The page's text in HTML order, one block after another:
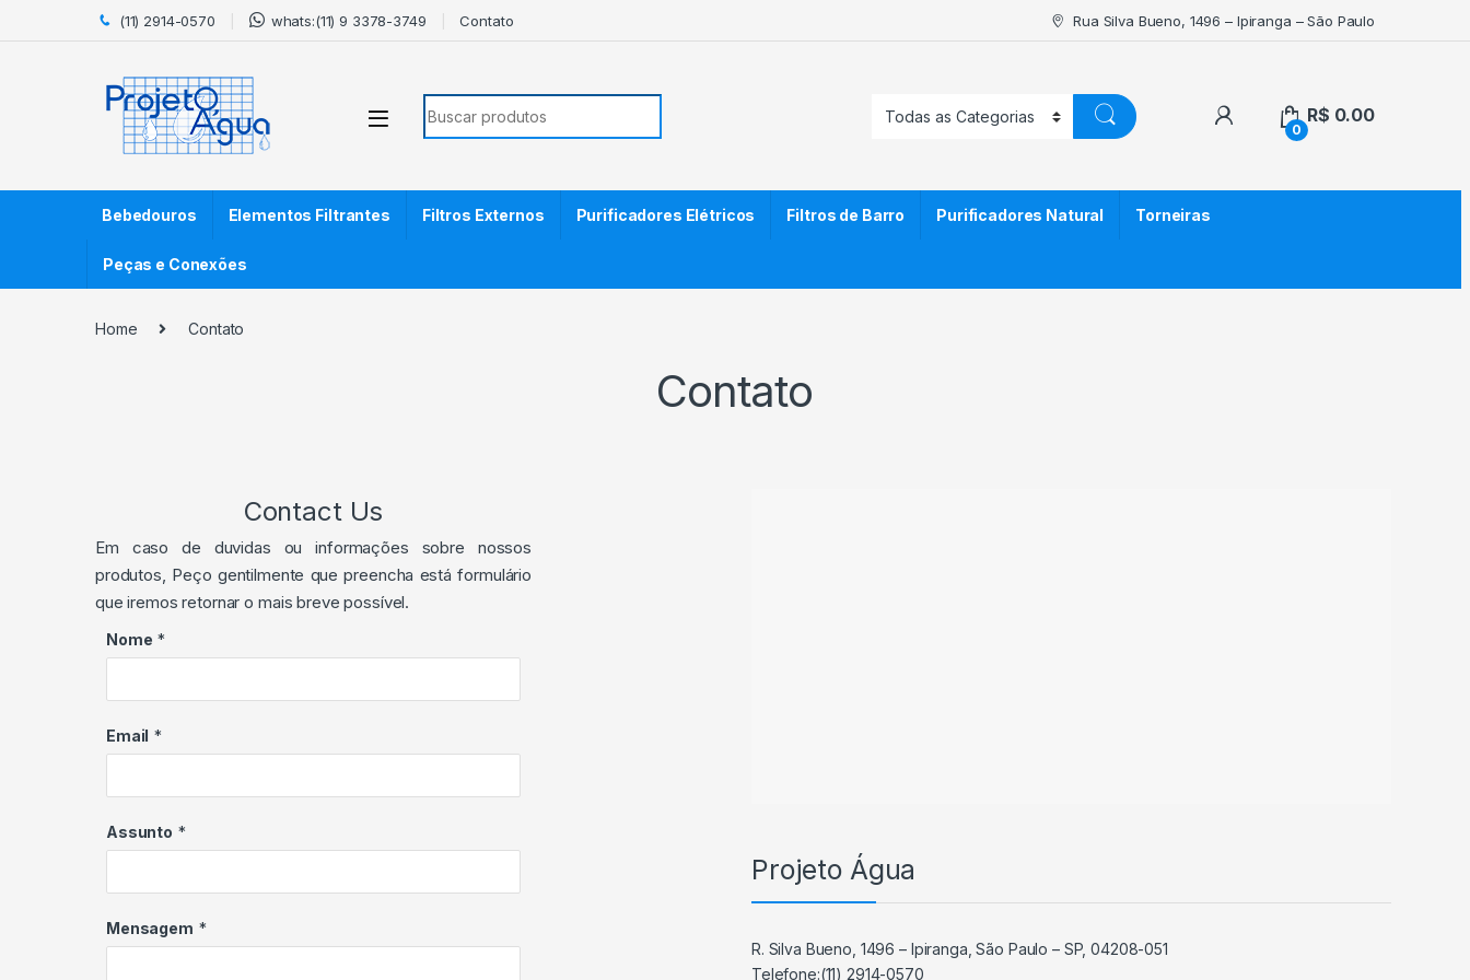
Skip to navigation
Skip to content (11) 2914-0570 whats:(11) 9 3378-3749 Contato Rua Silva Bueno, 1496 – Ipiranga – São Paulo
Search for:
0
R$ 0.00
Bebedouros Elementos Filtrantes Filtros Externos Purificadores Elétricos Filtros de Barro Purificadores Natural Torneiras
Peças e Conexões
Home Contato
Contato
Contact Us
Em caso de duvidas ou informações sobre nossos
produtos, Peço gentilmente que preencha está formulário
que iremos retornar o mais breve possível.
Nome *
Email *
Assunto *
Mensagem *
Projeto Água
R. Silva Bueno, 1496 – Ipiranga, São Paulo – SP, 04208-051
Telefone:(11) 2914-0570